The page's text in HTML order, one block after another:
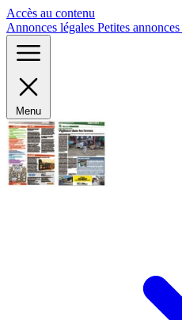
Accès au contenu
Annonces légales Petites annonces
Menu
Panneau de gestion des cookies